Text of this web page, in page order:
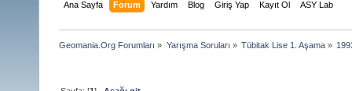
Ana Sayfa Forum Yardım Blog Giriş Yap Kayıt Ol ASY Lab
Geomania.Org Forumları » Yarışma Soruları » Tübitak Lise 1. Aşama»